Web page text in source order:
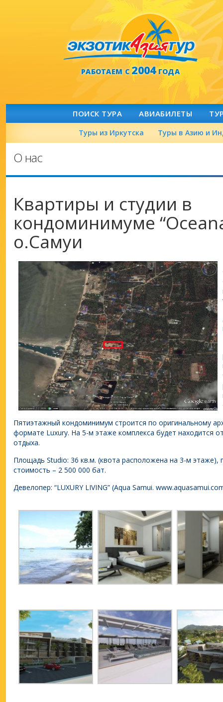
РАБОТАЕМ С2004ГОДА
ПОИСК ТУРА АВИАБИЛЕТЫ
Туры из Иркутска Туры в Азию и
О нас
Квартиры и студии в
кондоминимуме
о.Самуи
Пятиэтажный кондоминимум строится по оригинальному
формате Luxury. На 5-м этаже комплекса будет находится
отдыха.
Площадь Studio: 36 кв.м. (квота расположена на 3-м этаже),
стоимость – 2 500 000 бат.
Девелопер: “LUXURY LIVING” (Aqua Samui.